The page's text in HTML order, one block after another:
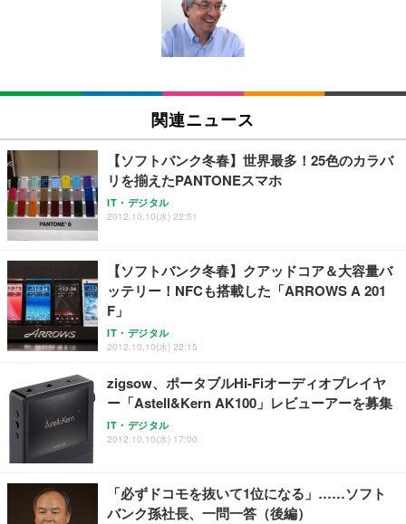
キング pc 事務椅子 360度回転 座面昇降 強化ナイロ
ン樹脂ベース 通気性メッシュ 在宅ワーク H-WY01
(黒網+黒枠+黒足)
SIHOO B100 オフィスチェア／デスクチェア メッシ
ュチェア 人間工学 疲れない ブラック
￥27,999
Sezlife オフィスチェア デスクチェア 疲れない テレ
ワーク チェア 強化バックレスト 30度ロッキング機
能 人間工学 椅子 腰サポート 90度跳ね上げ式アーム
務用 おしゃれ パソコンチェア (ブラック)
Sezlife オフィスチェア デスクチェア 疲れない テレ
ワーク チェア 強化バックレスト 30度ロッキング機
能 人間工学 椅子 腰サポート 90度跳ね上げ式アーム
レスト 3Dヘッドレスト ハンガー付き 高反発クッシ
務用 おしゃれ パソコンチェア (ホワイト)
ANDWINT オフィスチェア デスクチェア 肘なし メ
ッシュ 通気性 ランバーサポート付き 腰サポート ガ
ス圧無段階昇降 360度回転 キャスター付き コンパク
￥105,595
EIZO ビジネス向けプレミアムモニター | FlexScan
￥109,572
【純正品】27"ゲーミングモニター DualSense 充電
フック付き（CFI-ZDM1J）
【整備済み品】Dell E2724HS 27インチ 液晶モニタ
ー フルHD（1920×1080）VA 非光沢 HDMI/DisplayP
ort/VGA スピーカー内蔵 高さ調整 スイベル VESA対
応 ComfortView ビジネス向け
【MiniLED/24.5inch/280Hz/FHD】GRAPHT THE S
HOOTER Gaming Monitor 24” Essential ゲーミン
グモニター QD 24.5インチ 1ms FHD 量子ドット 残
回使い捨て 無香料 ホワイト 300枚
Amazonベーシック ペットシーツ 厚型 ワイド 42枚
x2袋(84枚) ホワイト(吸収面:ライトブルー)
￥3,234
ネオ・ルーライフ ネオ・オムツ L 中型犬用 26枚入
り 単品
Smart Basic(スマートベーシック) 【Amazon.co.jp
限定】 Smart Basic アイリスオーヤマ ペットシーツ
超厚型 お徳用 ワイド 100枚入 (x 1) (ケース販売)
アイリスオーヤマ ペットシーツ 超厚型 お徳用 レギ
ュラー 200枚入【Amazon.co.jp限定】
関連ニュース
【ソフトバンク冬春】世界最多！25色のカラバ
リを揃えたPANTONEスマホ
IT・デジタル
2012.10.10(水) 22:51
【ソフトバンク冬春】クアッドコア＆大容量バ
ッテリー！NFCも搭載した「ARROWS A 201
F」
IT・デジタル
2012.10.10(水) 22:15
zigsow、ポータブルHi-Fiオーディオプレイヤ
ー「Astell&Kern AK100」レビューアーを募集
IT・デジタル
2012.10.10(水) 17:00
「必ずドコモを抜いて1位になる」……ソフト
バンク孫社長、一問一答（後編）